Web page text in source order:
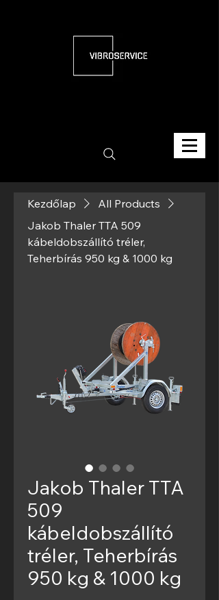
Kezdőlap
All Products
Jakob Thaler TTA 509
kábeldobszállító tréler,
Teherbírás 950 kg & 1000 kg
Jakob Thaler TTA
509
kábeldobszállító
tréler, Teherbírás
950 kg & 1000 kg